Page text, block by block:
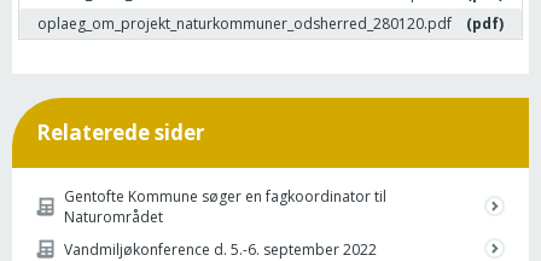
oplaeg_om_projekt_naturkommuner_odsherred_280120.pdf
(pdf)
Relaterede sider
Gentofte Kommune søger en fagkoordinator til
Naturområdet
Vandmiljøkonference d. 5.-6. september 2022